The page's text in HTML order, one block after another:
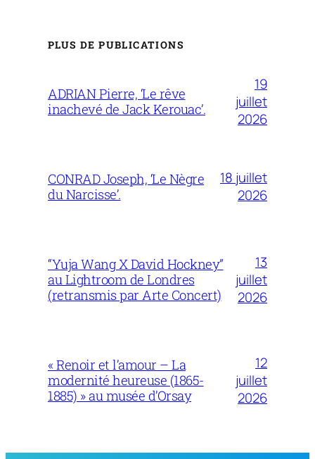
PLUS DE PUBLICATIONS
ADRIAN Pierre, ‘Le rêve
inachevé de Jack Kerouac’.
19
juillet
2026
CONRAD Joseph, ‘Le Nègre
du Narcisse’.
18 juillet
2026
“Yuja Wang X David Hockney”
au Lightroom de Londres
(retransmis par Arte Concert)
13
juillet
2026
« Renoir et l’amour – La
modernité heureuse (1865-
1885) » au musée d’Orsay
12
juillet
2026